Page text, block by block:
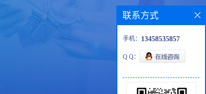
联系方式
手机： 13458535857
Q Q：